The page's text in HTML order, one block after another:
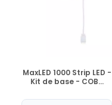
EN STOCK
MaxLED 1000 Strip LED -
Kit de base - COB...